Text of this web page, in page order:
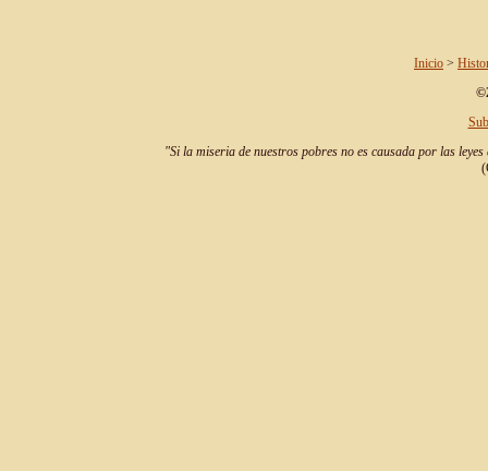
Inicio >
"Si la miseria de nuestros pobres no es causada por las